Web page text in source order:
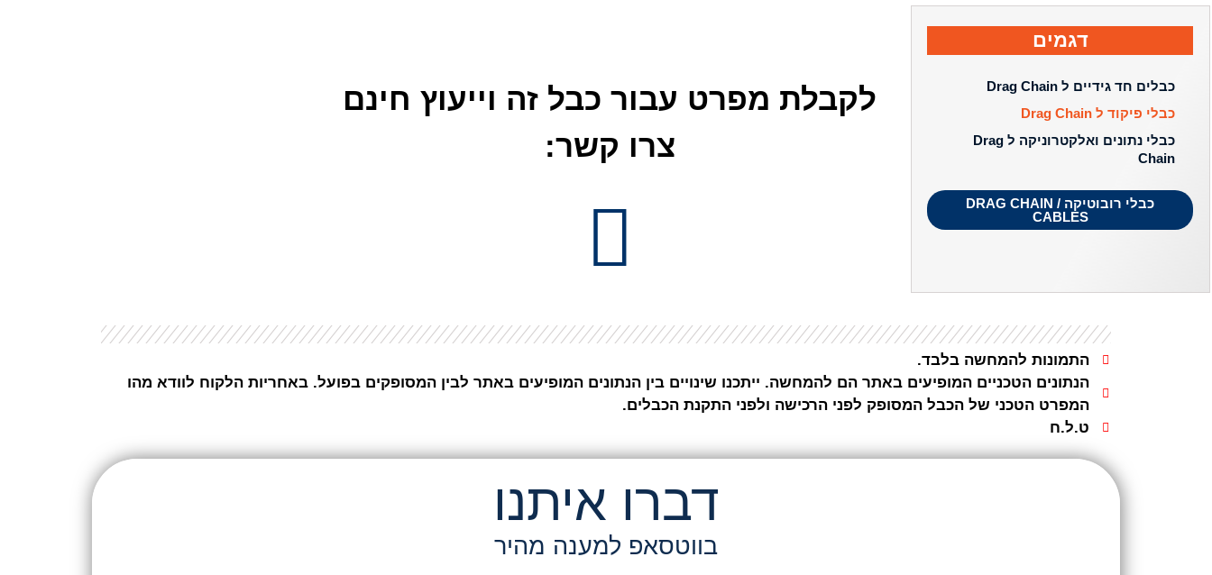
דגמים
כבלים חד גידיים ל Drag Chain
כבלי פיקוד ל Drag Chain
כבלי נתונים ואלקטרוניקה ל Drag
Chain
כבלי רובוטיקה / DRAG CHAIN
CABLES
לקבלת מפרט עבור כבל זה וייעוץ חינם
צרו קשר:
התמונות להמחשה בלבד.
הנתונים הטכניים המופיעים באתר הם להמחשה. ייתכנו שינויים בין הנתונים המופיעים באתר לבין המסופקים בפועל. באחריות הלקוח לוודא מהו
המפרט הטכני של הכבל המסופק לפני הרכישה ולפני התקנת הכבלים.
ט.ל.ח
דברו איתנו
בווטסאפ למענה מהיר